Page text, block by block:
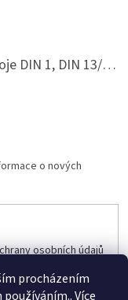
procházením
Více
Barvící páska pro psací stroje DIN 1, DIN 13/10, LAND, PA červenočerná
o nových
osobních údajů